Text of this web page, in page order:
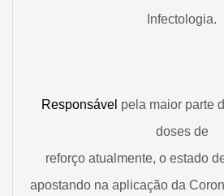
Infectologia.
Responsável pela maior parte
doses de
reforço atualmente, o estado
apostando na aplicação da